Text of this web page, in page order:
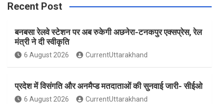
c
e
b
o
s
a
g
n
e
r
i
t
e
u
T
u
Recent Post
बनबसा रेलवे स्टेशन पर अब रुकेगी अछनेरा-टनकपुर एक्सप्रेस, रेल
मंत्री ने दी स्वीकृति
6 August 2026 CurrentUttarakhand
प्रदेश में विसंगति और अनमैप्ड मतदाताओं की सुनवाई जारी- सीईओ
6 August 2026 CurrentUttarakhand